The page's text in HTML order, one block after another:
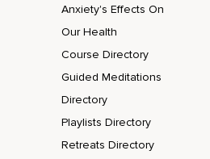
Anxiety's Effects On
Our Health
Course Directory
Guided Meditations
Directory
Playlists Directory
Retreats Directory